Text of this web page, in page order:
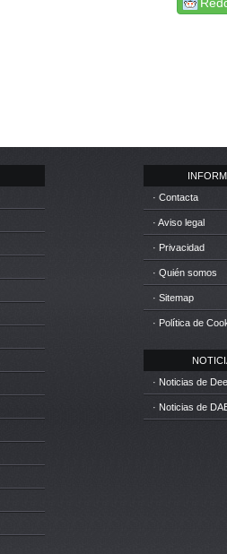
· Contacta
· Aviso legal
· Privacidad
· Quién somos
· Sitemap
· Política de
· Noticias de
· Noticias de